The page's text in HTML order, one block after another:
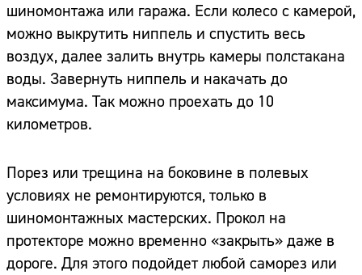
шиномонтажа или гаража. Если колесо с камерой,
можно выкрутить ниппель и спустить весь
воздух, далее залить внутрь камеры полстакана
воды. Завернуть ниппель и накачать до
максимума. Так можно проехать до 10
километров.
Порез или трещина на боковине в полевых
условиях не ремонтируются, только в
шиномонтажных мастерских. Прокол на
протекторе можно временно «закрыть» даже в
дороге. Для этого подойдет любой саморез или